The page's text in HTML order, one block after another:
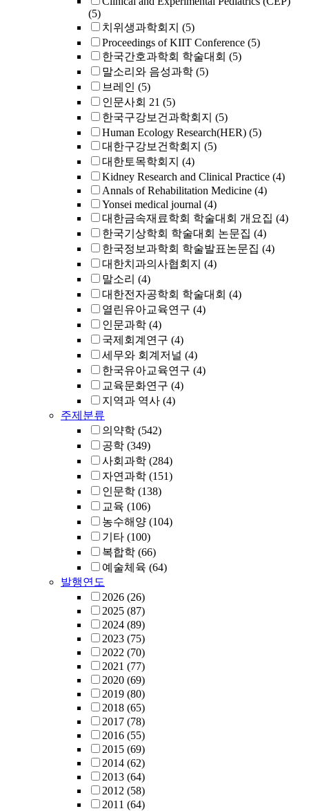
(5)
치위생과학회지 (5)
Proceedings of KIIT Conference (5)
한국간호과학회 학술대회 (5)
말소리와 음성과학 (5)
브레인 (5)
인문사회 21 (5)
한국구강보건과학회지 (5)
Human Ecology Research(HER) (5)
대한구강보건학회지 (5)
대한토목학회지 (4)
Kidney Research and Clinical Practice (4)
Annals of Rehabilitation Medicine (4)
Yonsei medical journal (4)
대한금속재료학회 학술대회 개요집 (4)
한국기상학회 학술대회 논문집 (4)
한국정보과학회 학술발표논문집 (4)
대한치과의사협회지 (4)
말소리 (4)
대한전자공학회 학술대회 (4)
열린유아교육연구 (4)
인문과학 (4)
국제회계연구 (4)
세무와 회계저널 (4)
한국유아교육연구 (4)
교육문화연구 (4)
지역과 역사 (4)
주제분류
의약학 (542)
공학 (349)
사회과학 (284)
자연과학 (151)
인문학 (138)
교육 (106)
농수해양 (104)
기타 (100)
복합학 (66)
예술체육 (64)
발행연도
2026 (26)
2025 (87)
2024 (89)
2023 (75)
2022 (70)
2021 (77)
2020 (69)
2019 (80)
2018 (65)
2017 (78)
2016 (55)
2015 (69)
2014 (62)
2013 (64)
2012 (58)
2011 (64)